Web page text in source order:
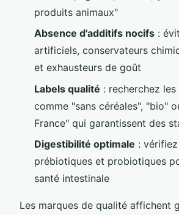
produits animaux"
Absence d'additifs nocifs :
artificiels, conservateurs
et exhausteurs de goût
Labels qualité : recherchez
comme "sans céréales", "bio"
France" qui garantissent des
Digestibilité optimale :
prébiotiques et probiotiques
santé intestinale
Les marques de qualité affichent